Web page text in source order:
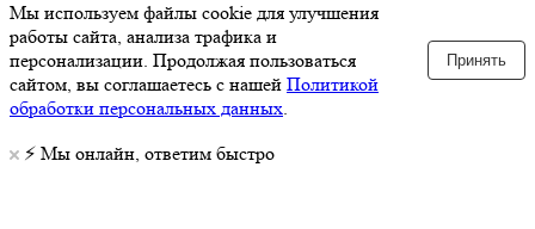
Мы используем файлы cookie для улучшения
работы сайта, анализа трафика и
персонализации. Продолжая пользоваться
сайтом, вы соглашаетесь с нашей Политикой
обработки персональных данных
Принять
⚡️ Мы онлайн, ответим быстро